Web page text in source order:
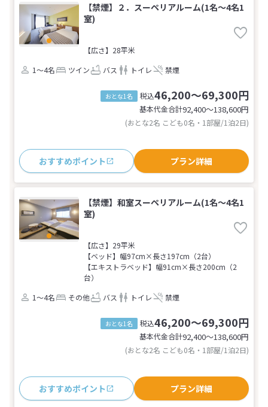
【禁煙】２．スーペリアルーム(1名～4名1
室)
【広さ】28平米
1～4名
ツイン バス トイレ 禁煙
おとな1名 税込46,200～69,300円
基本代金合計92,400〜138,600円
(おとな2名 こども0名・1部屋/1泊2日)
おすすめポイント プラン詳細
【禁煙】和室スーペリアルーム(1名～4名1
室)
【広さ】29平米
【ベッド】幅97cm×長さ197cm（2台）
【エキストラベッド】幅91cm×長さ200cm（2
台）
1～4名
その他 バス トイレ 禁煙
おとな1名 税込46,200～69,300円
基本代金合計92,400〜138,600円
(おとな2名 こども0名・1部屋/1泊2日)
おすすめポイント プラン詳細